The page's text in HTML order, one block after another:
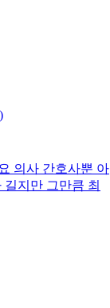
의사 간호사뿐 아
지만 그만큼 최